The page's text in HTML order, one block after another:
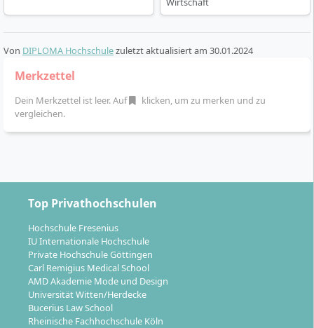
Von DIPLOMA Hochschulezuletzt aktualisiert am 30.01.2024
Merkzettel
Dein Merkzettel ist leer. Auf
klicken, um zu merken und zu
vergleichen.
Top Privathochschulen
Hochschule Fresenius
IU Internationale Hochschule
Private Hochschule Göttingen
Carl Remigius Medical School
AMD Akademie Mode und Design
Universität Witten/Herdecke
Bucerius Law School
Rheinische Fachhochschule Köln